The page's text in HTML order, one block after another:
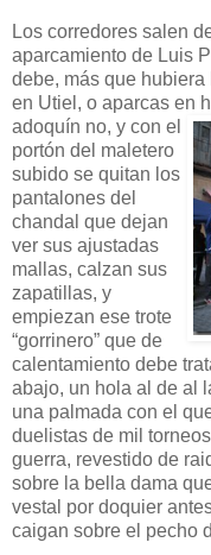
Los corredores salen
aparcamiento de Luis
debe, más que
en Utiel, o aparcas en
adoquín no, y con el
portón del maletero
subido se quitan los
pantalones del
chandal que dejan
ver sus ajustadas
mallas, calzan sus
zapatillas, y
empiezan ese trote
“gorrinero” que de
calentamiento debe
abajo, un hola al de al
una palmada con el
duelistas de mil
guerra, revestido de
sobre la bella dama
vestal por doquier
caigan sobre el pecho